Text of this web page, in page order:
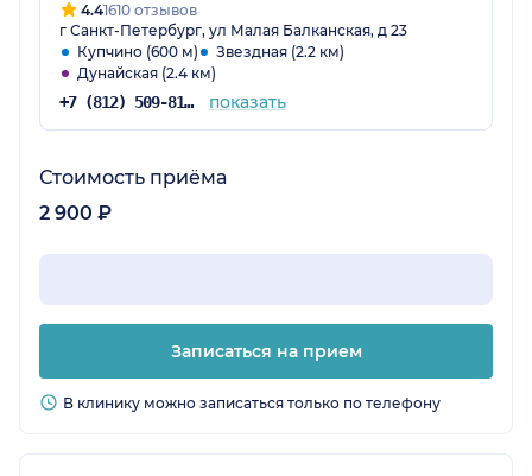
4.41610 отзывов
г Санкт-Петербург, ул Малая Балканская, д 23
Купчино (600 м)
Звездная (2.2 км)
Дунайская (2.4 км)
+7 (812) 509-81-68 показать
Стоимость приёма
2 900 ₽
Записаться на прием
В клинику можно записаться только по телефону